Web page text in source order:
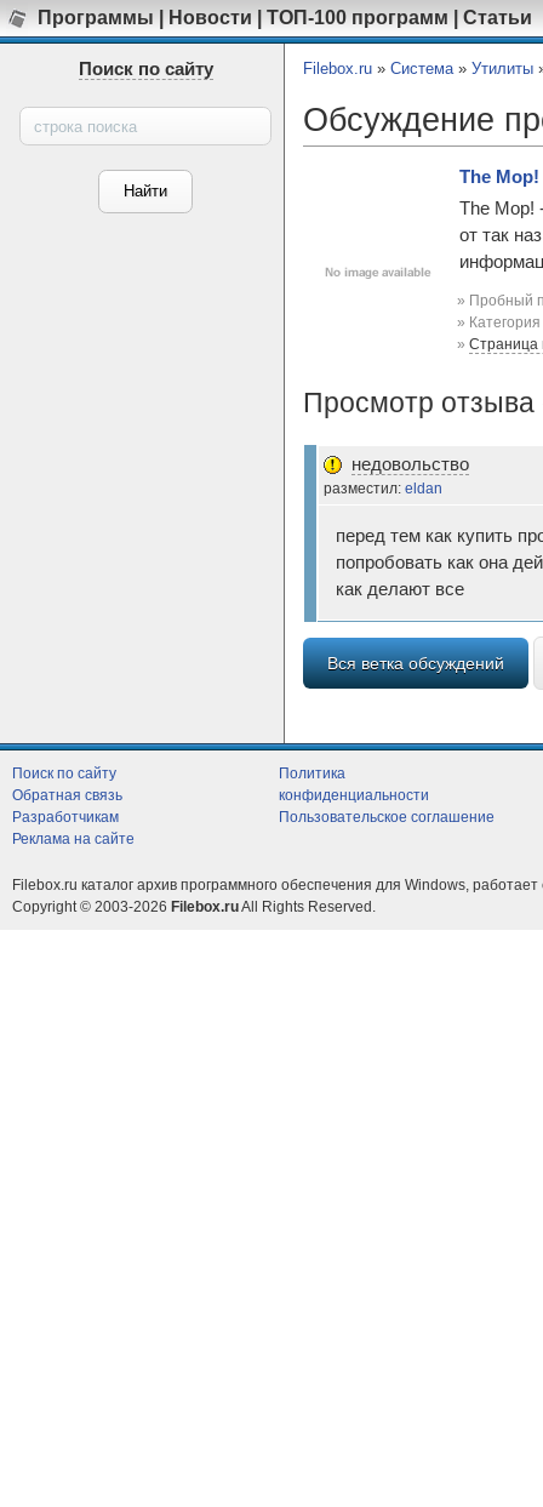
Программы Новости ТОП-100 программ Статьи
Поиск по сайту Filebox.ru » Система» Утилиты
Обсуждение
The Mop!
The Mop!
от так
» Пробный
» Категория
» Страница
Просмотр отзыва
недовольство
разместил: eldan
перед тем как купить
попробовать как она
как делают все
Вся ветка обсуждений
Поиск по сайту
Обратная связь
Разработчикам
Реклама на сайте
Политика
конфиденциальности
Пользовательское соглашение
Filebox.ru каталог архив программного обеспечения для Windows, работает
Copyright © 2003-2026 Filebox.ruAll Rights Reserved.